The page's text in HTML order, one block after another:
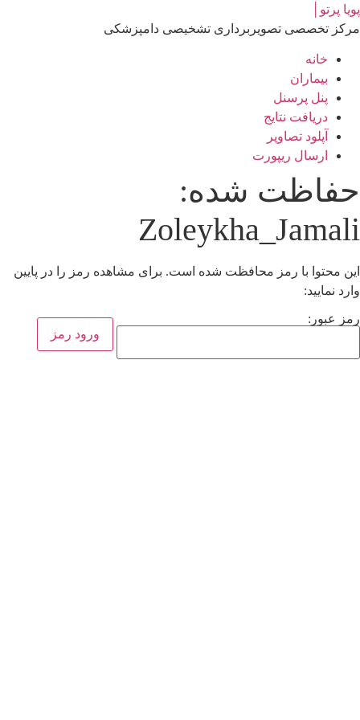
پرش
به
پویا پرتو│
مرکز تخصصی تصویربرداری تشخیصی دامپزشکی
خانه
بیماران
پنل پرسنل
دریافت نتایج
آپلود تصاویر
ارسال ریپورت
حفاظت شده:
Zoleykha_Jamali
این محتوا با رمز محافظت شده است. برای مشاهده رمز را در پایین
وارد نمایید:
رمز عبور: